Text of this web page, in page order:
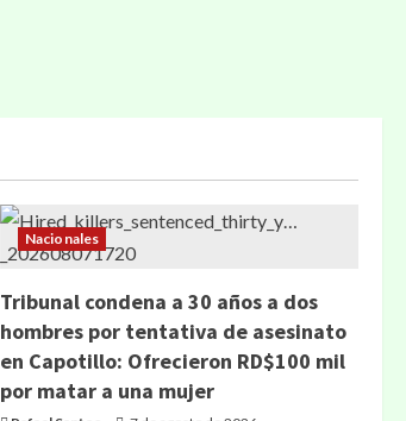
Nacionales
Tribunal condena a 30 años a dos
hombres por tentativa de asesinato
en Capotillo: Ofrecieron RD$100 mil
por matar a una mujer